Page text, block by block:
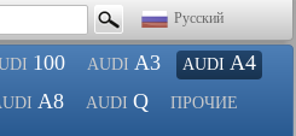
Русский
100 AUDI A3 AUDI A4
A8 AUDI Q ПРОЧИЕ